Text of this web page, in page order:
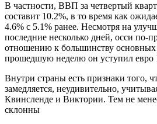
В частности, ВВП за четвертый
составит 10.2%, в то время как
4.6% с 5.1% ранее. Несмотря на
последние несколько дней, осси по-
отношению к большинству
прошедшую неделю он уступил евро
Внутри страны есть признаки того,
замедляется, неудивительно,
Квинсленде и Виктории. Тем не
склонны